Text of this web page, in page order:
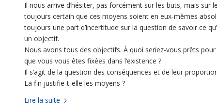
Il nous arrive d’hésiter, pas forcément sur les buts, mais sur
toujours certain que ces moyens soient en eux-mêmes
toujours une part d’incertitude sur la question de savoir ce
un objectif.
Nous avons tous des objectifs. À quoi seriez-vous prêts
que vous vous êtes fixées dans l’existence ?
Il s’agit de la question des conséquences et de leur
La fin justifie-t-elle les moyens ?
Lire la suite